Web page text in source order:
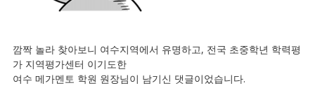
깜짝 놀라 찾아보니 여수지역에서 유명하고, 전국 초중학년 학력평
가 지역평가센터 이기도한
여수 메가멘토 학원 원장님이 남기신 댓글이었습니다.